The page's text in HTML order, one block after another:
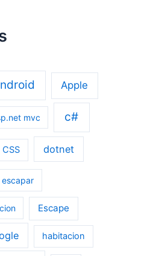
Apple
mvc c#
CSS dotnet
escapar
Escape
habitacion